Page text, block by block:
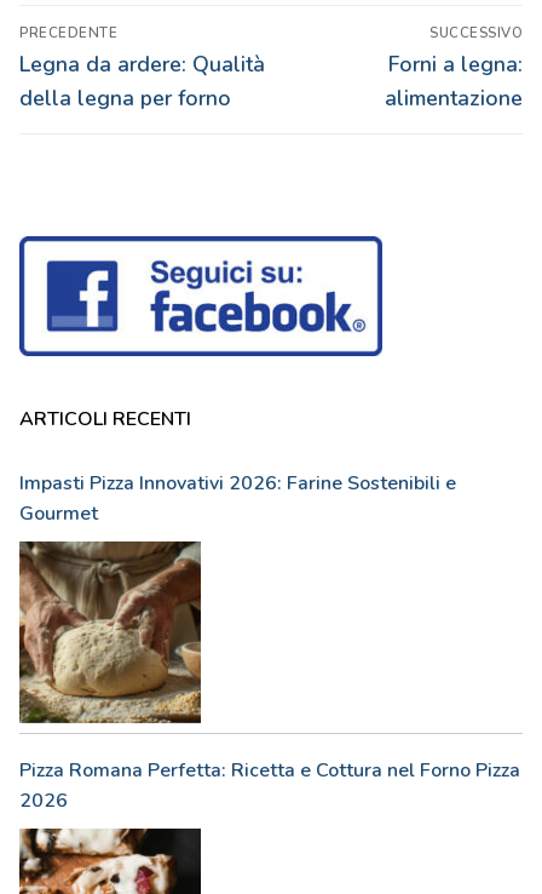
Navigazione
articoli
PRECEDENTE
Articolo
precedente:
Legna da ardere: Qualità
della legna per forno
SUCCESSIVO
Articolo
successivo:
Forni a legna:
alimentazione
ARTICOLI RECENTI
Impasti Pizza Innovativi 2026: Farine Sostenibili e
Gourmet
Pizza Romana Perfetta: Ricetta e Cottura nel Forno Pizza
2026